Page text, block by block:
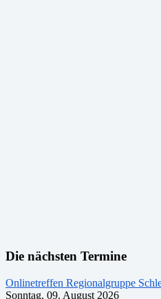
Die nächsten Termine
Onlinetreffen Regionalgruppe
Sonntag, 09. August 2026